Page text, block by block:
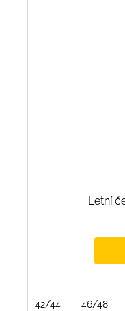
Letní
42/44 46/48